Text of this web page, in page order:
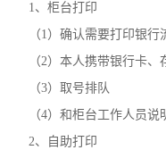
1、柜台打印
（1）确认需要打印银行
（2）本人携带银行卡、
（3）取号排队
（4）和柜台工作人员说
2、自助打印